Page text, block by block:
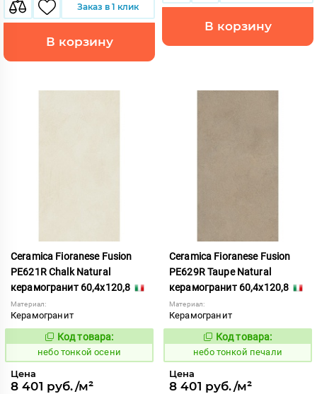
Заказ в 1 клик
В корзину
В корзину
Ceramica Fioranese Fusion
PE621R Chalk Natural
керамогранит 60,4x120,8
Материал:
Керамогранит
1122190
Код товара:
небо тонкой осени
Цена
8 401 руб./м²
Ceramica Fioranese Fusion
PE629R Taupe Natural
керамогранит 60,4x120,8
Материал:
Керамогранит
1122195
Код товара:
небо тонкой печали
Цена
8 401 руб./м²